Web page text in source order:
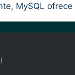
MySQL